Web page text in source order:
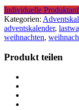
Individuelle
Kategorien:
adventskalender,
weihnachten,
Produkt teilen